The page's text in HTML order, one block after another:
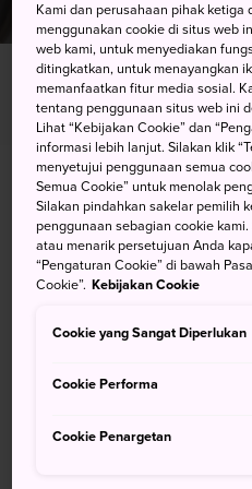
BERANDA
Info untuk
Kedutaan Besar
Berkomunikasi
Kedutaan atau
Anda
konsulat negara Anda
kondisi darurat, bencana
mengenai lokasi kedutaan
Kami dan perusahaan pihak ketiga
menggunakan cookie di situs web
web kami, untuk menyediakan
ditingkatkan, untuk menayangkan
memanfaatkan fitur media sosial.
tentang penggunaan situs web ini
Lihat “Kebijakan Cookie” dan
informasi lebih lanjut. Silakan klik
menyetujui penggunaan semua
Semua Cookie” untuk menolak
Silakan pindahkan sakelar pemilih
penggunaan sebagian cookie
atau menarik persetujuan Anda
“Pengaturan Cookie” di bawah
Cookie”. Kebijakan Cookie
Cookie yang Sangat Diperlukan
Cookie Performa
Cookie Penargetan